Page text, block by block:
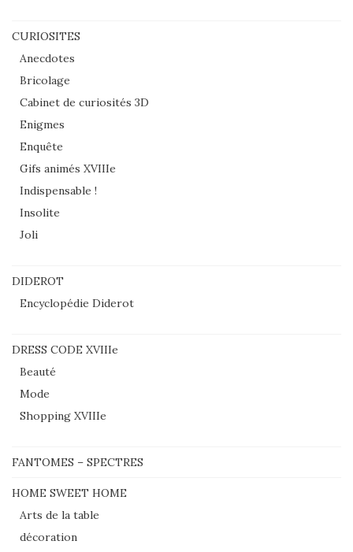
CURIOSITES
Anecdotes
Bricolage
Cabinet de curiosités 3D
Enigmes
Enquête
Gifs animés XVIIIe
Indispensable !
Insolite
Joli
DIDEROT
Encyclopédie Diderot
DRESS CODE XVIIIe
Beauté
Mode
Shopping XVIIIe
FANTOMES – SPECTRES
HOME SWEET HOME
Arts de la table
décoration